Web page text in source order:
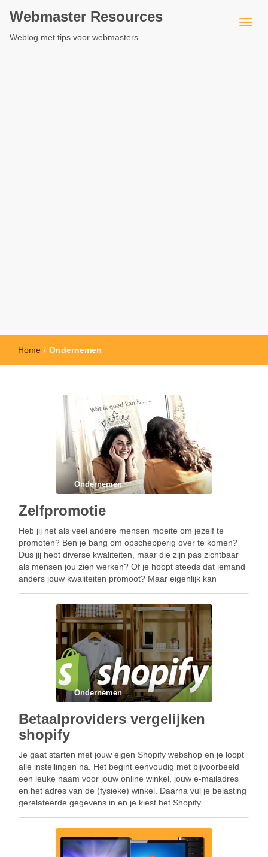
Webmaster Resources
Weblog met tips voor webmasters
Home / Ondernemen
Ondernemen
Zelfpromotie
Heb jij net als veel andere mensen moeite om jezelf te
promoten? Ben je bang om opschepperig over te komen?
Dus jij hebt diverse kwaliteiten, maar die zijn pas zichtbaar
als mensen jou zien werken? Of je hoopt steeds dat iemand
anders jouw kwaliteiten promoot? Maar eigenlijk kan
Ondernemen
Betaalproviders vergelijken
shopify
Je gaat starten met jouw eigen Shopify webshop en je loopt
alle instellingen na. Het begint eenvoudig met bijvoorbeeld
een leuke naam voor jouw online winkel, jouw e-mailadres
en het adres van de (fysieke) winkel. Daarna vul je belasting
gerelateerde gegevens in en je kiest het Shopify